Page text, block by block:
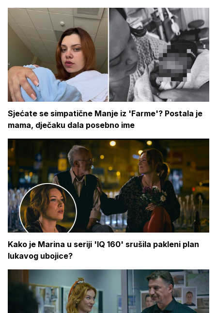
Sjećate se simpatične Manje iz 'Farme'? Postala je
mama, dječaku dala posebno ime
Kako je Marina u seriji 'IQ 160' srušila pakleni plan
lukavog ubojice?